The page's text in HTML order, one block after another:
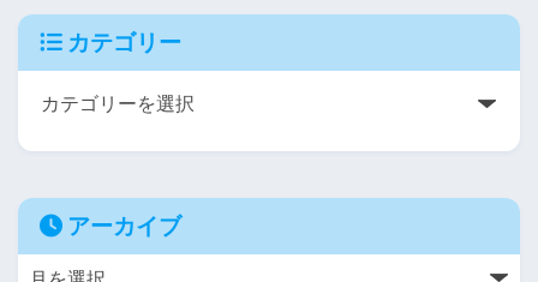
カテゴリー
アーカイブ